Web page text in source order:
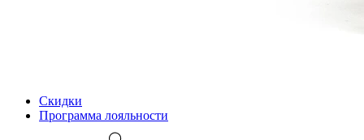
Скидки
Программа лояльности